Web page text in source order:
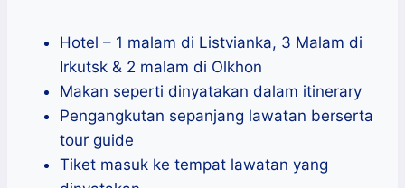
Hotel – 1 malam di Listvianka, 3 Malam di
Irkutsk & 2 malam di Olkhon
Makan seperti dinyatakan dalam itinerary
Pengangkutan sepanjang lawatan berserta
tour guide
Tiket masuk ke tempat lawatan yang